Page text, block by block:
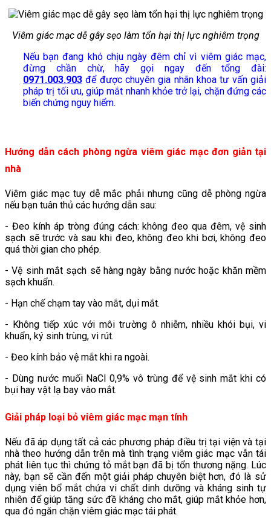
Viêm giác mạc dễ gây sẹo làm tổn hại thị lực nghiêm trọng
Nếu bạn đang khó chịu ngày đêm chỉ vì viêm giác mạc,
đừng chần chừ, hãy gọi ngay đến tổng đài:
0971.003.903 để được chuyên gia nhãn khoa tư vấn giải
pháp trị tối ưu, giúp mắt nhanh khỏe trở lại, chặn đứng các
biến chứng nguy hiểm.
Hướng dẫn cách phòng ngừa viêm giác mạc đơn giản tại
nhà
Viêm giác mạc tuy dễ mắc phải nhưng cũng dễ phòng ngừa
nếu bạn tuân thủ các hướng dẫn sau:
- Đeo kính áp tròng đúng cách: không đeo qua đêm, vệ sinh
sạch sẽ trước và sau khi đeo, không đeo khi bơi, không đeo
quá thời gian cho phép.
- Vệ sinh mắt sạch sẽ hàng ngày bằng nước hoặc khăn mềm
sạch khuẩn.
- Hạn chế chạm tay vào mắt, dụi mắt.
- Không tiếp xúc với môi trường ô nhiễm, nhiều khói bụi, vi
khuẩn, ký sinh trùng, vi rút.
- Đeo kính bảo vệ mắt khi ra ngoài.
- Dùng nước muối NaCl 0,9% vô trùng để vệ sinh mắt khi có
bụi hay vật lạ bay vào mắt.
Giải pháp loại bỏ viêm giác mạc mạn tính
Nếu đã áp dụng tất cả các phương pháp điều trị tại viện và tại
nhà theo hướng dẫn trên mà tình trạng viêm giác mạc vẫn tái
phát liên tục thì chứng tỏ mắt bạn đã bị tổn thương nặng. Lúc
này, bạn sẽ cần đến một giải pháp chuyên biệt hơn, đó là sử
dụng viên bổ mắt chứa vi chất dinh dưỡng và kháng sinh tự
nhiên để giúp tăng sức đề kháng cho mắt, giúp mắt khỏe hơn,
qua đó ngăn chặn viêm giác mạc tái phát.